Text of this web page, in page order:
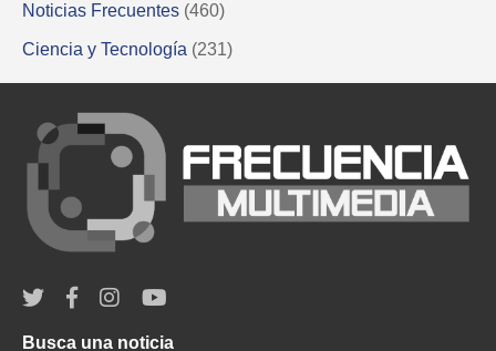
Noticias Frecuentes (460)
Ciencia y Tecnología (231)
Busca una noticia